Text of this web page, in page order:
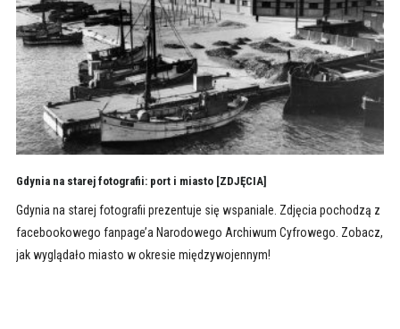
Gdynia na starej fotografii: port i miasto [ZDJĘCIA]
Gdynia na starej fotografii prezentuje się wspaniale. Zdjęcia pochodzą z
facebookowego fanpage’a Narodowego Archiwum Cyfrowego. Zobacz,
jak wyglądało miasto w okresie międzywojennym!